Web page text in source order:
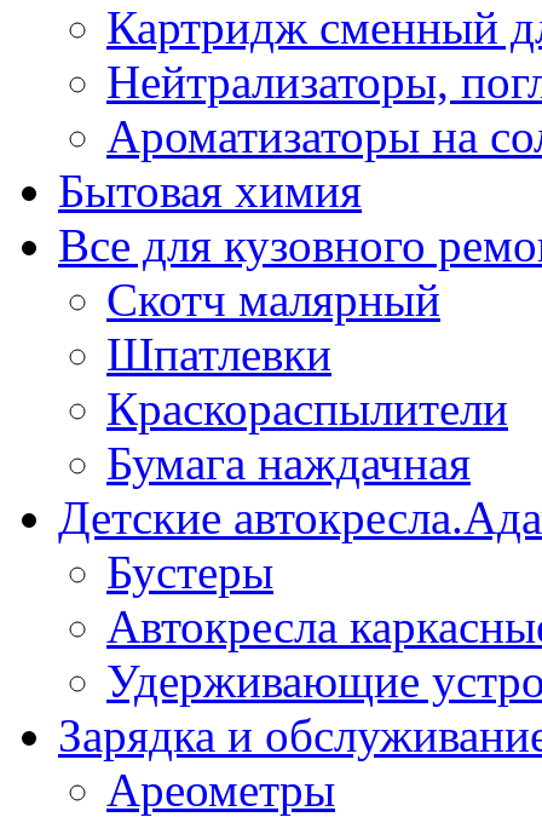
Картридж сменный
Нейтрализаторы,
Ароматизаторы на
Бытовая химия
Все для кузовного
Скотч малярный
Шпатлевки
Краскораспылители
Бумага наждачная
Детские
Бустеры
Автокресла
Удерживающие
Зарядка и
Ареометры